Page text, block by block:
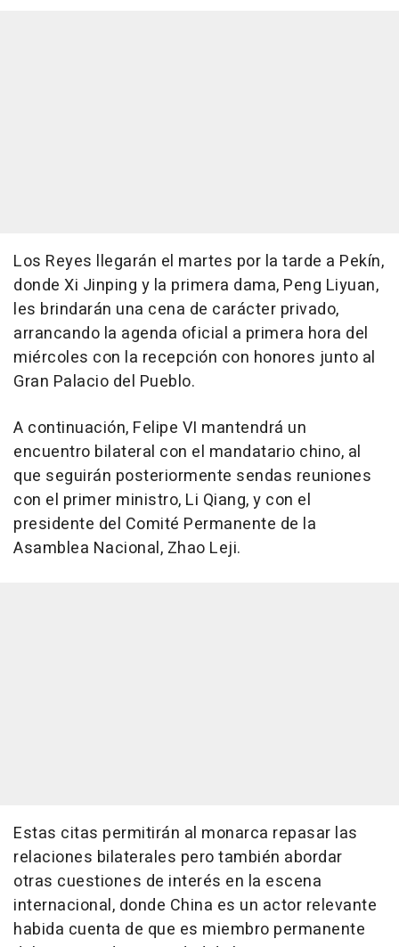
Los Reyes llegarán el martes por la tarde a Pekín,
donde Xi Jinping y la primera dama, Peng Liyuan,
les brindarán una cena de carácter privado,
arrancando la agenda oficial a primera hora del
miércoles con la recepción con honores junto al
Gran Palacio del Pueblo.
A continuación, Felipe VI mantendrá un
encuentro bilateral con el mandatario chino, al
que seguirán posteriormente sendas reuniones
con el primer ministro, Li Qiang, y con el
presidente del Comité Permanente de la
Asamblea Nacional, Zhao Leji.
Estas citas permitirán al monarca repasar las
relaciones bilaterales pero también abordar
otras cuestiones de interés en la escena
internacional, donde China es un actor relevante
habida cuenta de que es miembro permanente